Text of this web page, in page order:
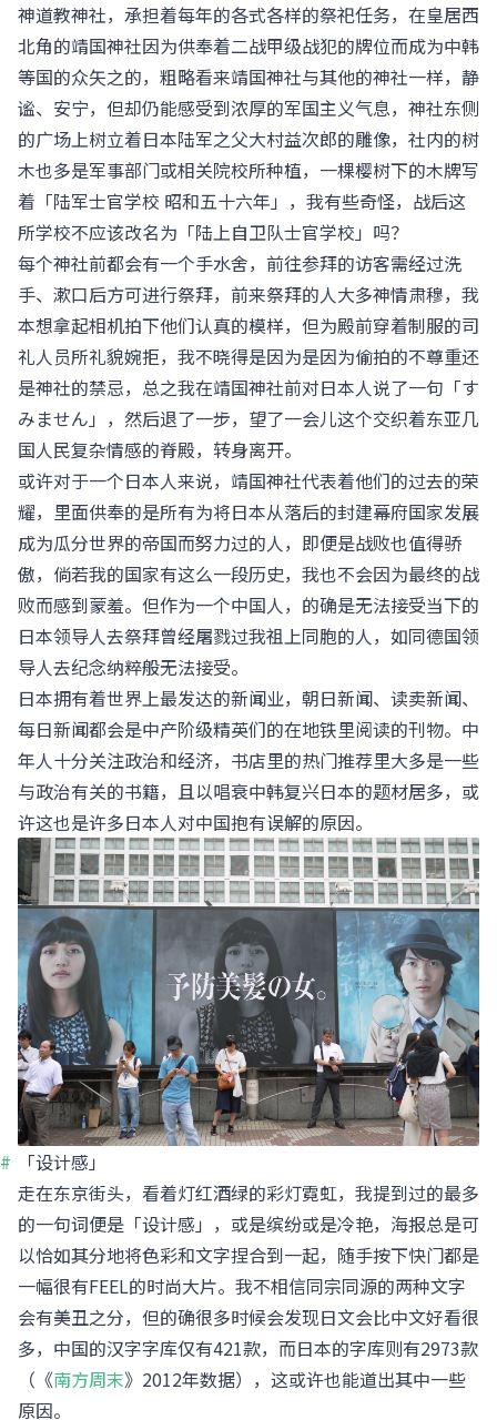
神道教神社，承担着每年的各式各样的祭祀任务，在皇居西
北角的靖国神社因为供奉着二战甲级战犯的牌位而成为中韩
等国的众矢之的，粗略看来靖国神社与其他的神社一样，静
谧、安宁，但却仍能感受到浓厚的军国主义气息，神社东侧
的广场上树立着日本陆军之父大村益次郎的雕像，社内的树
木也多是军事部门或相关院校所种植，一棵樱树下的木牌写
着「陆军士官学校 昭和五十六年」，我有些奇怪，战后这
所学校不应该改名为「陆上自卫队士官学校」吗？
每个神社前都会有一个手水舍，前往参拜的访客需经过洗
手、漱口后方可进行祭拜，前来祭拜的人大多神情肃穆，我
本想拿起相机拍下他们认真的模样，但为殿前穿着制服的司
礼人员所礼貌婉拒，我不晓得是因为是因为偷拍的不尊重还
是神社的禁忌，总之我在靖国神社前对日本人说了一句「す
みません」，然后退了一步，望了一会儿这个交织着东亚几
国人民复杂情感的脊殿，转身离开。
或许对于一个日本人来说，靖国神社代表着他们的过去的荣
耀，里面供奉的是所有为将日本从落后的封建幕府国家发展
成为瓜分世界的帝国而努力过的人，即便是战败也值得骄
傲，倘若我的国家有这么一段历史，我也不会因为最终的战
败而感到蒙羞。但作为一个中国人，的确是无法接受当下的
日本领导人去祭拜曾经屠戮过我祖上同胞的人，如同德国领
导人去纪念纳粹般无法接受。
日本拥有着世界上最发达的新闻业，朝日新闻、读卖新闻、
每日新闻都会是中产阶级精英们的在地铁里阅读的刊物。中
年人十分关注政治和经济，书店里的热门推荐里大多是一些
与政治有关的书籍，且以唱衰中韩复兴日本的题材居多，或
许这也是许多日本人对中国抱有误解的原因。
「设计感」
走在东京街头，看着灯红酒绿的彩灯霓虹，我提到过的最多
的一句词便是「设计感」，或是缤纷或是冷艳，海报总是可
以恰如其分地将色彩和文字捏合到一起，随手按下快门都是
一幅很有FEEL的时尚大片。我不相信同宗同源的两种文字
会有美丑之分，但的确很多时候会发现日文会比中文好看很
多，中国的汉字字库仅有421款，而日本的字库则有2973款
（《南方周末》2012年数据），这或许也能道出其中一些
原因。